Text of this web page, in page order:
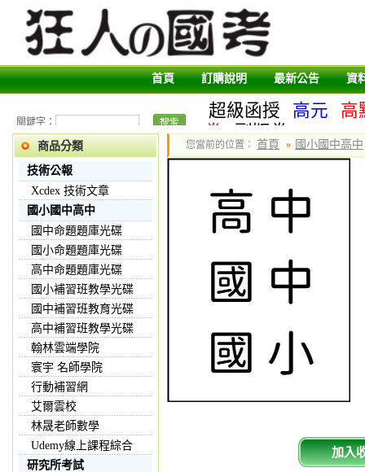
首頁 訂購說明 最新公告 資
關鍵字：
超級函授 高元
高
卷
副版卷
商品分類
技術公報
Xcdex 技術文章
國小國中高中
國中命題題庫光碟
國小命題題庫光碟
高中命題題庫光碟
國小補習班教學光碟
國中補習班教育光碟
高中補習班教學光碟
翰林雲端學院
寰宇 名師學院
行動補習網
艾爾雲校
林晟老師數學
Udemy線上課程綜合
研究所考試
您當前的位置： 首頁 » 國小國中高中
加入